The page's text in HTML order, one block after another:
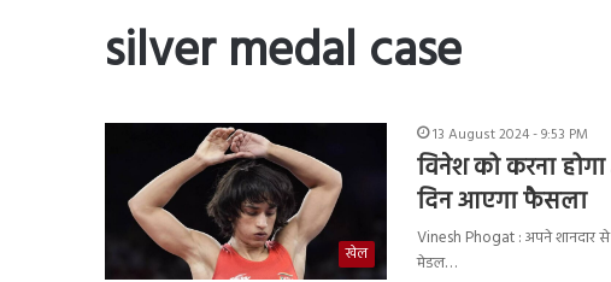
silver medal case
खेल
13 August 2024 - 9:53 PM
विनेश को करना
दिन आएगा फैसला
Vinesh Phogat : अपने शानदार
मेडल…